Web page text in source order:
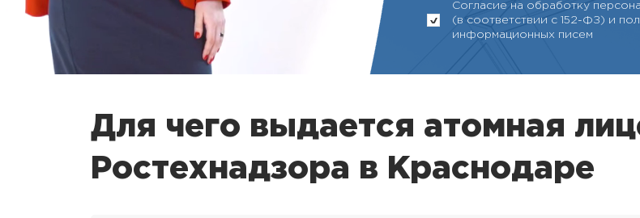
Согласие на обработку
(в соответствии с 152-ФЗ) и
информационных писем
Для чего выдается атомная
Ростехнадзора в Краснодаре